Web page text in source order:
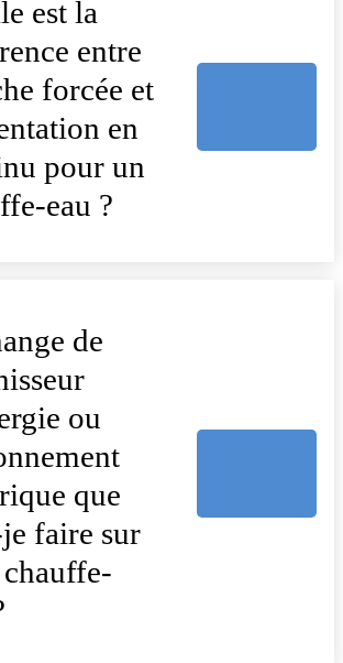
est la
entre
forcée et
en
pour un
eau ?
de
ou
que
faire sur